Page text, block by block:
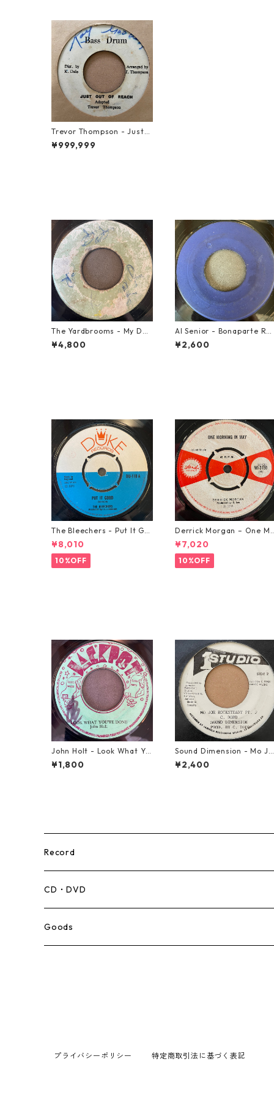
Trevor Thompson - Just
Out Of Reach【7-21343】
¥999,999
The Yardbrooms - My Des
ire【7-21922】
¥4,800
Al Senior - Bonaparte Ret
reat【7-21861】
¥2,600
The Bleechers - Put It Go
od 【7-21637】
¥8,010
10%OFF
Derrick Morgan – One
rning In May【7-21653】
¥7,020
10%OFF
John Holt - Look What Yo
u've Done【7-21817】
¥1,800
Sound Dimension - Mo Jo
e Rock Steady【7-21087】
¥2,400
Record
Mento,Calypso,Ballad
Ska
CD・DVD
Goods
プライバシーポリシー 特定商取引法に基づく表記